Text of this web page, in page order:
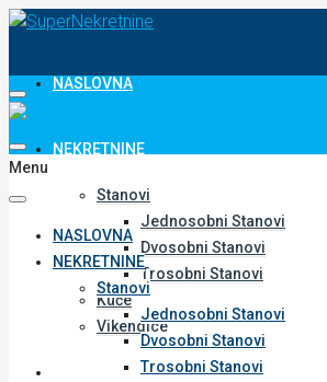
NASLOVNA
NEKRETNINE
Stanovi
Jednosobni Stanovi
Dvosobni Stanovi
Trosobni Stanovi
Kuće
Vikendice
MAPA NEKRETNINA
Menu
NASLOVNA
NEKRETNINE
Stanovi
Jednosobni Stanovi
Dvosobni Stanovi
Trosobni Stanovi